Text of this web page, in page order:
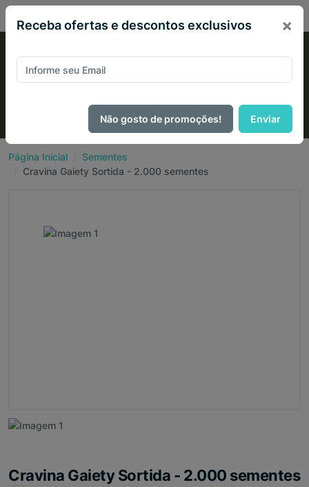
Página Inicial
Sementes
Cravina Gaiety Sortida - 2.000 sementes
Cravina Gaiety Sortida - 2.000 sementes
Receba ofertas e descontos exclusivos ×
Não gosto de promoções! Enviar